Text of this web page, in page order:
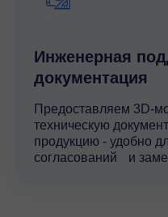
Инженерная
документация
Предоставляем 3D-
техническую
продукцию - удобно
согласований и